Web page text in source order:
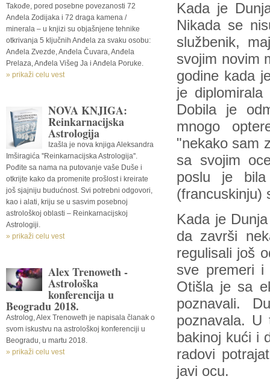
Takođe, pored posebne povezanosti 72
Anđela Zodijaka i 72 draga kamena /
minerala – u knjizi su objašnjene tehnike
otkrivanja 5 ključnih Anđela za svaku osobu:
Anđela Zvezde, Anđela Čuvara, Anđela
Prelaza, Anđela Višeg Ja i Anđela Poruke.
» prikaži celu vest
NOVA KNJIGA:
Reinkarnacijska
Astrologija
Izašla je nova knjiga Aleksandra
Imširagića ''Reinkarnacijska Astrologija''.
Pođite sa nama na putovanje vaše Duše i
otkrijte kako da promenite prošlost i kreirate
još sjajniju budućnost. Svi potrebni odgovori,
kao i alati, kriju se u sasvim posebnoj
astrološkoj oblasti – Reinkarnacijskoj
Astrologiji.
» prikaži celu vest
Alex Trenoweth -
Astrološka
konferencija u
Beogradu 2018.
Astrolog, Alex Trenoweth je napisala članak o
svom iskustvu na astrološkoj konferenciji u
Beogradu, u martu 2018.
» prikaži celu vest
Kada je
Nikada se
službenik,
svojim novim
godine kada
je
Dobila je
mnogo
"nekako sam
sa svojim
poslu je
(francuskinju)
Kada je
da završi
regulisali još
sve premeri i
Otišla je sa
poznavali.
poznavala.
bakinoj kući i
radovi
javi ocu.